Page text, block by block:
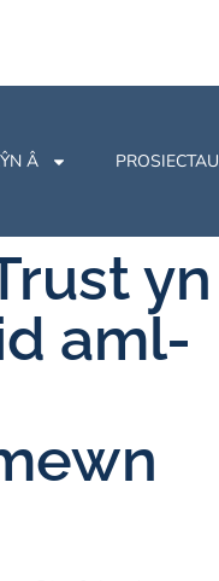
Â PROSIECTAU
yn
aml-